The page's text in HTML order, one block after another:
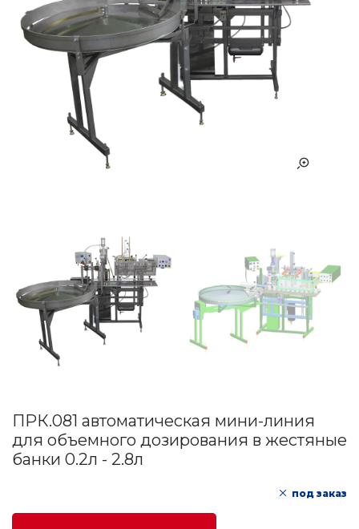
ПРК.081 автоматическая мини-линия
для объемного дозирования в жестяные
банки 0.2л - 2.8л
под заказ